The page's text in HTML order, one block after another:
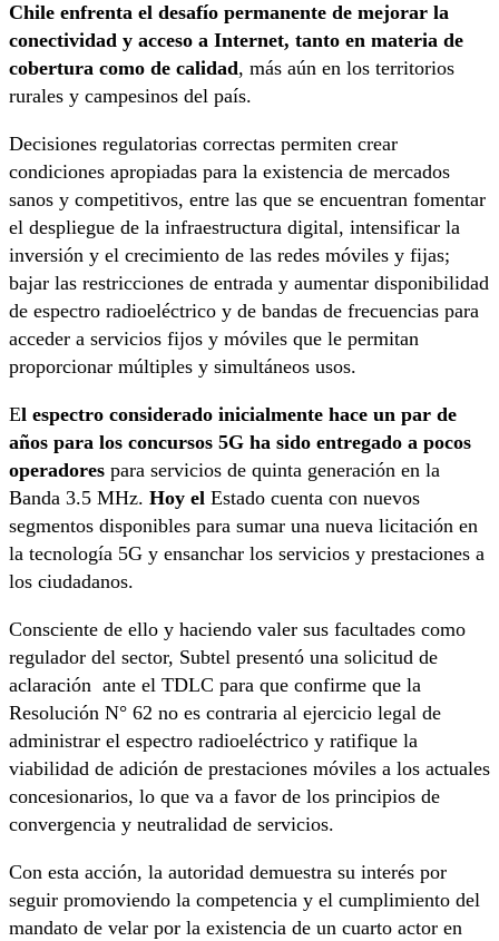
Chile enfrenta el desafío permanente de mejorar la
conectividad y acceso a Internet, tanto en materia de
cobertura como de calidad, más aún en los territorios
rurales y campesinos del país.
Decisiones regulatorias correctas permiten crear
condiciones apropiadas para la existencia de mercados
sanos y competitivos, entre las que se encuentran fomentar
el despliegue de la infraestructura digital, intensificar la
inversión y el crecimiento de las redes móviles y fijas;
bajar las restricciones de entrada y aumentar disponibilidad
de espectro radioeléctrico y de bandas de frecuencias para
acceder a servicios fijos y móviles que le permitan
proporcionar múltiples y simultáneos usos.
El espectro considerado inicialmente hace un par de
años para los concursos 5G ha sido entregado a pocos
operadores para servicios de quinta generación en la
Banda 3.5 MHz. Hoy el Estado cuenta con nuevos
segmentos disponibles para sumar una nueva licitación en
la tecnología 5G y ensanchar los servicios y prestaciones a
los ciudadanos.
Consciente de ello y haciendo valer sus facultades como
regulador del sector, Subtel presentó una solicitud de
aclaración ante el TDLC para que confirme que la
Resolución N° 62 no es contraria al ejercicio legal de
administrar el espectro radioeléctrico y ratifique la
viabilidad de adición de prestaciones móviles a los actuales
concesionarios, lo que va a favor de los principios de
convergencia y neutralidad de servicios.
Con esta acción, la autoridad demuestra su interés por
seguir promoviendo la competencia y el cumplimiento del
mandato de velar por la existencia de un cuarto actor en